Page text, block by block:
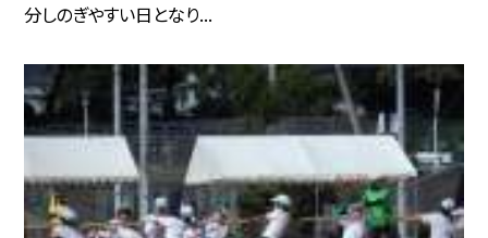
分しのぎやすい日となり...